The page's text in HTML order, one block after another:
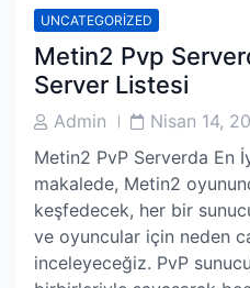
UNCATEGORIZED
Metin2 Pvp
Server Listesi
PostAdmin
PostNisan 14,
Metin2 PvP Serverda En
makalede, Metin2
keşfedecek, her bir
ve oyuncular için neden
inceleyeceğiz. PvP